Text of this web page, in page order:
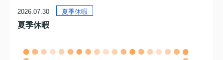
2026.07.30 夏季休暇
夏季休暇